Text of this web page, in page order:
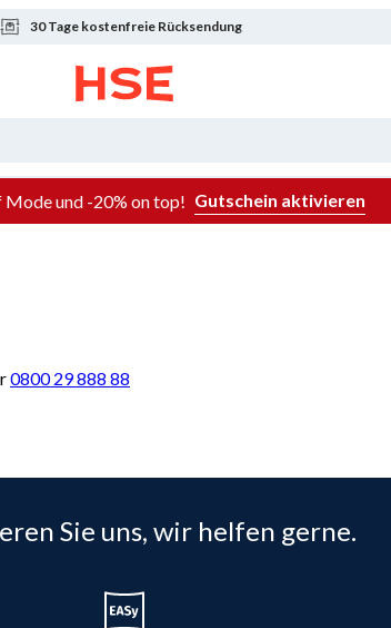
30 Tage kostenfreie Rücksendung
Mode und -20% on top! Gutschein aktivieren
0800 29 888 88
Sie uns, wir helfen gerne.